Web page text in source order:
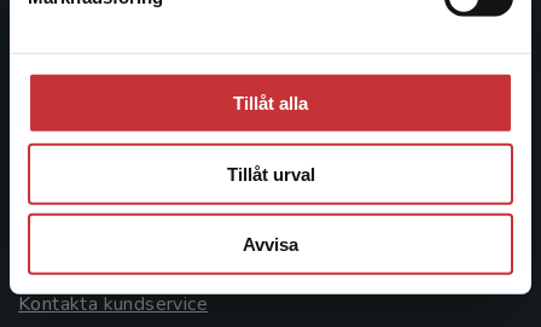
Tillåt alla
Tillåt urval
Avvisa
Postadress:
221 00 Lund
Besöksadress:
Kontakta kundservice